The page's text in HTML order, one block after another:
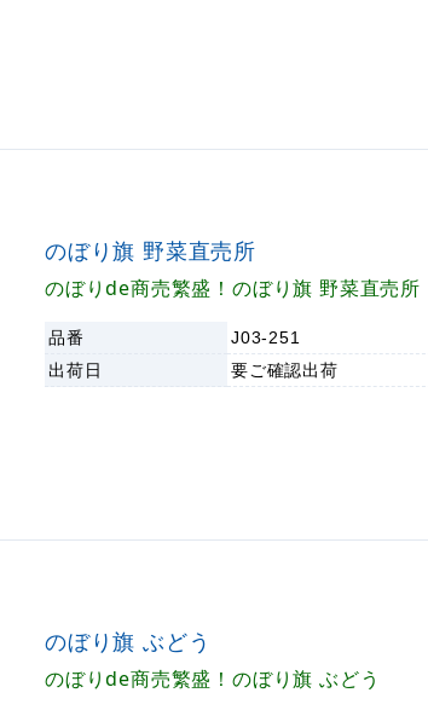
のぼり旗 野菜直売所
のぼりde商売繁盛！のぼり旗 野菜直売所
品番 J03-251
出荷日 要ご確認出荷
のぼり旗 ぶどう
のぼりde商売繁盛！のぼり旗 ぶどう